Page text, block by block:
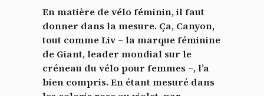
En matière de vélo féminin, il faut
donner dans la mesure. Ça, Canyon,
tout comme Liv – la marque féminine
de Giant, leader mondial sur le
créneau du vélo pour femmes –, l’a
bien compris. En étant mesuré dans